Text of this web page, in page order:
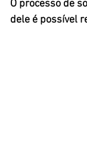
O processo de
dele é possível